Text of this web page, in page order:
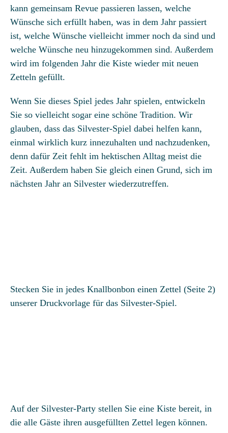
kann gemeinsam Revue passieren lassen, welche
Wünsche sich erfüllt haben, was in dem Jahr passiert
ist, welche Wünsche vielleicht immer noch da sind und
welche Wünsche neu hinzugekommen sind. Außerdem
wird im folgenden Jahr die Kiste wieder mit neuen
Zetteln gefüllt.
Wenn Sie dieses Spiel jedes Jahr spielen, entwickeln
Sie so vielleicht sogar eine schöne Tradition. Wir
glauben, dass das Silvester-Spiel dabei helfen kann,
einmal wirklich kurz innezuhalten und nachzudenken,
denn dafür Zeit fehlt im hektischen Alltag meist die
Zeit. Außerdem haben Sie gleich einen Grund, sich im
nächsten Jahr an Silvester wiederzutreffen.
Stecken Sie in jedes Knallbonbon einen Zettel (Seite 2)
unserer Druckvorlage für das Silvester-Spiel.
Auf der Silvester-Party stellen Sie eine Kiste bereit, in
die alle Gäste ihren ausgefüllten Zettel legen können.